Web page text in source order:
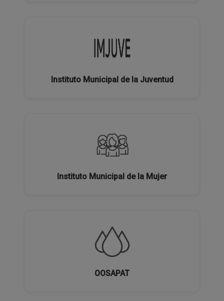
Instituto Municipal de la Juventud
Instituto Municipal de la Mujer
OOSAPAT